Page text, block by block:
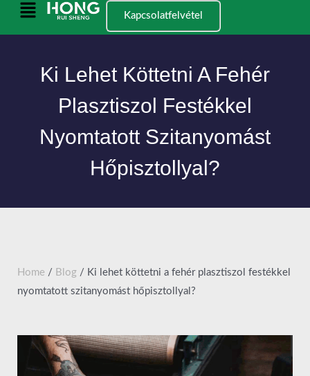
UgrásFőmenü Kapcsolatfelvétel
Ki Lehet Köttetni A Fehér
Plasztiszol Festékkel
Nyomtatott Szitanyomást
Hőpisztollyal?
Home / Blog / Ki lehet köttetni a fehér plasztiszol festékkel
nyomtatott szitanyomást hőpisztollyal?